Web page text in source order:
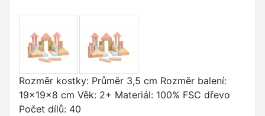
Rozměr kostky: Průměr 3,5 cm Rozměr balení:
19x19x8 cm Věk: 2+ Materiál: 100% FSC dřevo
Počet dílů: 40